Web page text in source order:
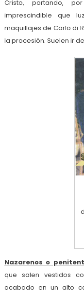
Cristo, portando,
imprescindible que
maquillajes de Carlo di
la procesión. Suelen ir
Nazarenos o
que salen vestidos
acabado en un alto